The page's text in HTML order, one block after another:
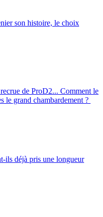
son histoire, le choix
de ProD2... Comment le
le grand chambardement ?
ils déjà pris une longueur